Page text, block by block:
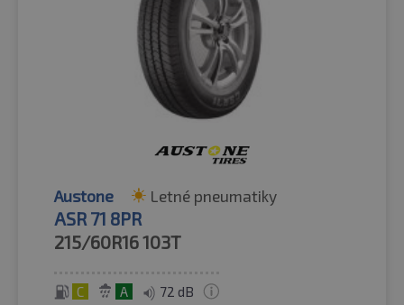
Austone Letné pneumatiky
ASR 71 8PR
215/60R16103T
C A 72 dB